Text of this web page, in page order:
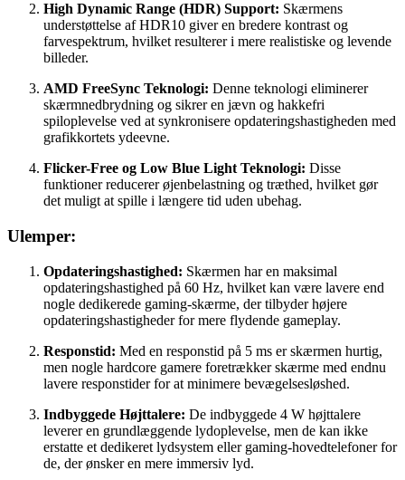
High Dynamic Range (HDR) Support: Skærmens
understøttelse af HDR10 giver en bredere kontrast og
farvespektrum, hvilket resulterer i mere realistiske og levende
billeder.
AMD FreeSync Teknologi: Denne teknologi eliminerer
skærmnedbrydning og sikrer en jævn og hakkefri
spiloplevelse ved at synkronisere opdateringshastigheden med
grafikkortets ydeevne.
Flicker-Free og Low Blue Light Teknologi: Disse
funktioner reducerer øjenbelastning og træthed, hvilket gør
det muligt at spille i længere tid uden ubehag.
Ulemper:
Opdateringshastighed: Skærmen har en maksimal
opdateringshastighed på 60 Hz, hvilket kan være lavere end
nogle dedikerede gaming-skærme, der tilbyder højere
opdateringshastigheder for mere flydende gameplay.
Responstid: Med en responstid på 5 ms er skærmen hurtig,
men nogle hardcore gamere foretrækker skærme med endnu
lavere responstider for at minimere bevægelsesløshed.
Indbyggede Højttalere: De indbyggede 4 W højttalere
leverer en grundlæggende lydoplevelse, men de kan ikke
erstatte et dedikeret lydsystem eller gaming-hovedtelefoner for
de, der ønsker en mere immersiv lyd.